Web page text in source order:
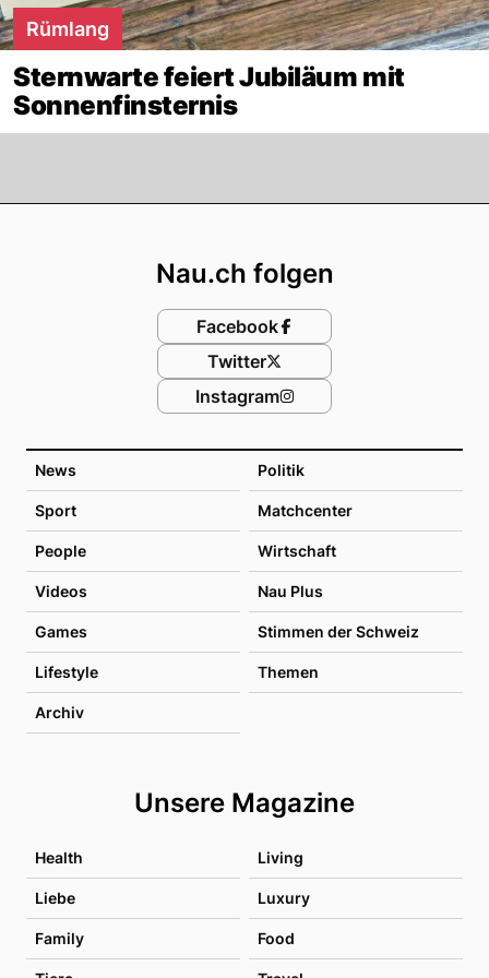
Rümlang
Sternwarte feiert Jubiläum mit
Sonnenfinsternis
News Politik
Sport Matchcenter
People Wirtschaft
Videos Nau Plus
Games Stimmen der Schweiz
Lifestyle Themen
Archiv
Unsere Magazine
Health Living
Liebe Luxury
Family Food
Nau.ch folgen
Facebook
Twitter
Instagram